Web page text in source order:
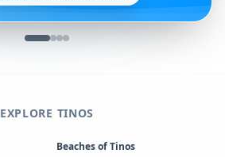
EXPLORE TINOS
Beaches of Tinos